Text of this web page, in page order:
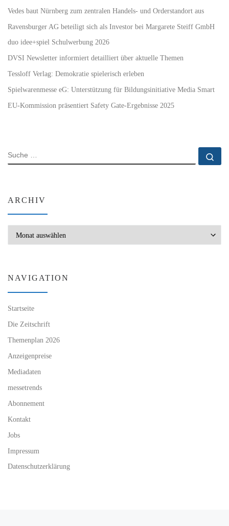
Vedes baut Nürnberg zum zentralen Handels- und Orderstandort aus
Ravensburger AG beteiligt sich als Investor bei Margarete Steiff GmbH
duo idee+spiel Schulwerbung 2026
DVSI Newsletter informiert detailliert über aktuelle Themen
Tessloff Verlag: Demokratie spielerisch erleben
Spielwarenmesse eG: Unterstützung für Bildungsinitiative Media Smart
EU-Kommission präsentiert Safety Gate-Ergebnisse 2025
SUCHE
ARCHIV
NAVIGATION
Startseite
Die Zeitschrift
Themenplan 2026
Anzeigenpreise
Mediadaten
messetrends
Abonnement
Kontakt
Jobs
Impressum
Datenschutzerklärung